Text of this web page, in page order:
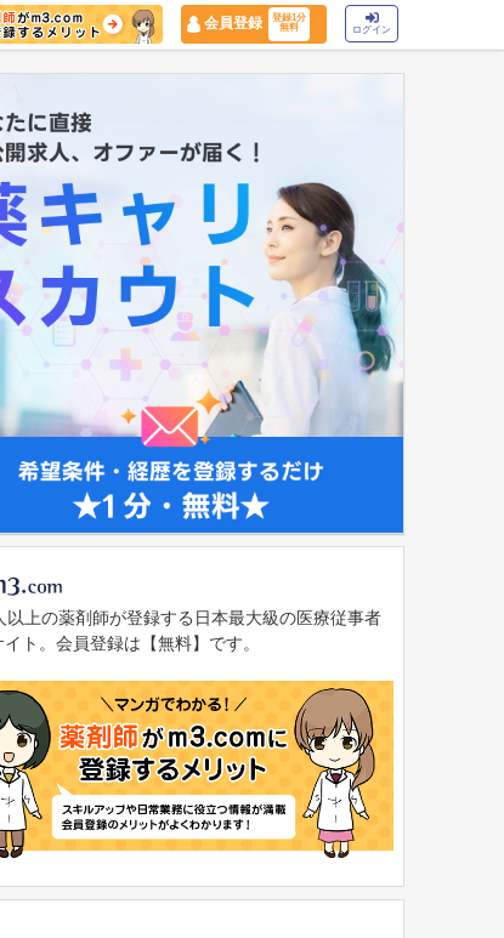
会員登録
登録1分
無料
ログイン
険証
以上の薬剤師が登録する日本最大級の医療従事者
ト。会員登録は【無料】です。